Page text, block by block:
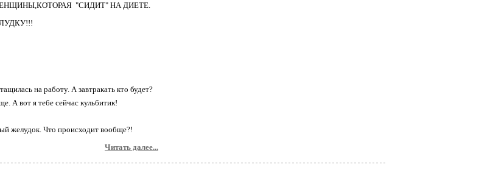
"СИДИТ" НА ДИЕТЕ.
на работу. А завтракать кто будет?
А вот я тебе сейчас кульбитик!
желудок. Что происходит вообще?!
Читать далее...